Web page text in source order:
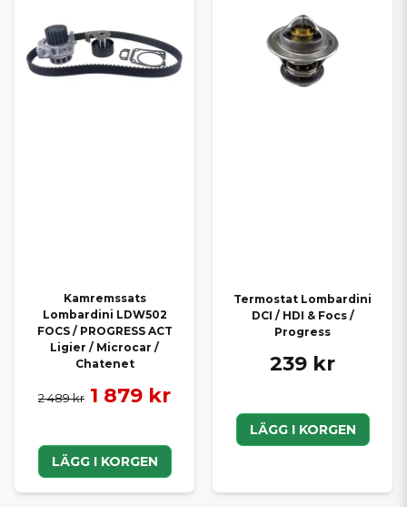
Kamremssats
Lombardini LDW502
FOCS / PROGRESS ACT
Ligier / Microcar /
Chatenet
2 489 kr 1 879 kr
LÄGG I KORGEN
Termostat Lombardini
DCI / HDI & Focs /
Progress
239 kr
LÄGG I KORGEN